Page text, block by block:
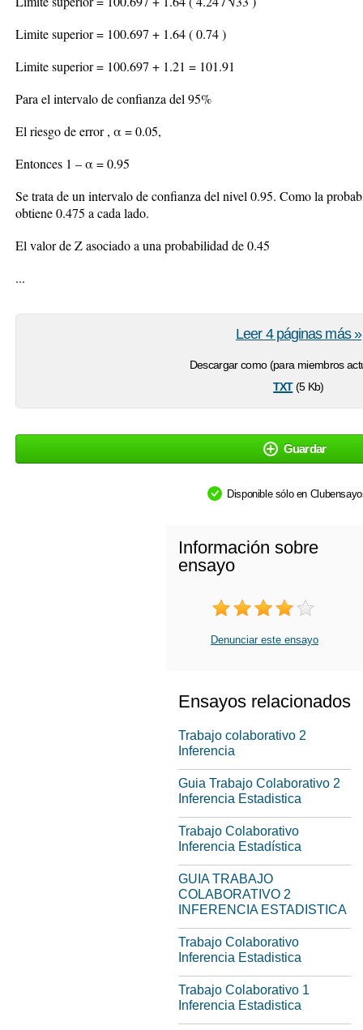
Limite superior = 100.697 + 1.64 ( 0.74 )
Limite superior = 100.697 + 1.21 = 101.91
Para el intervalo de confianza del 95%
El riesgo de error , α = 0.05,
Entonces 1 – α = 0.95
Se trata de un intervalo de confianza del nivel 0.95. Como la
obtiene 0.475 a cada lado.
El valor de Z asociado a una probabilidad de 0.45
...
Descargar como (para miembros
txt(5 Kb)
Leer 4 páginas más »
Guardar
Disponible sólo en
Información sobre
ensayo
Denunciar este ensayo
Ensayos relacionados
Trabajo colaborativo 2
Inferencia
Guia Trabajo Colaborativo 2
Inferencia Estadistica
Trabajo Colaborativo
Inferencia Estadística
GUIA TRABAJO
COLABORATIVO 2
INFERENCIA ESTADISTICA
Trabajo Colaborativo
Inferencia Estadistica
Trabajo Colaborativo 1
Inferencia Estadistica